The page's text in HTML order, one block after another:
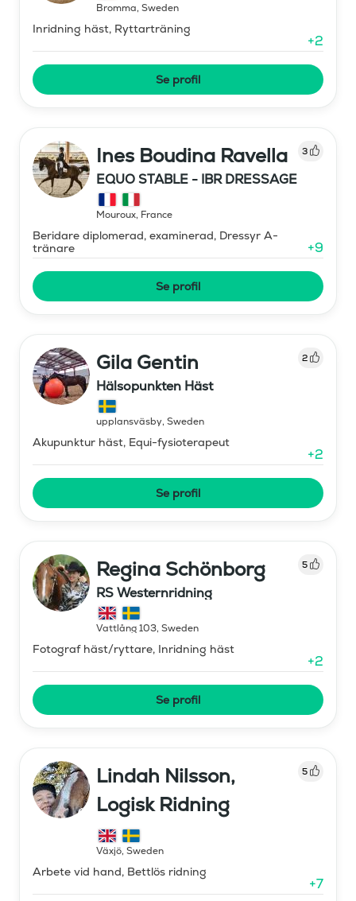
Bromma, Sweden
Inridning häst, Ryttarträning
+2
Se profil
Ines Boudina Ravella 3
EQUO STABLE - IBR DRESSAGE
Mouroux, France
Beridare diplomerad, examinerad, Dressyr A-
tränare
+9
Se profil
Gila Gentin 2
Hälsopunkten Häst
upplansväsby, Sweden
Akupunktur häst, Equi-fysioterapeut
+2
Se profil
Regina Schönborg 5
RS Westernridning
Vattlång 103, Sweden
Fotograf häst/ryttare, Inridning häst
+2
Se profil
Lindah Nilsson,
Logisk Ridning
5
Växjö, Sweden
Arbete vid hand, Bettlös ridning
+7